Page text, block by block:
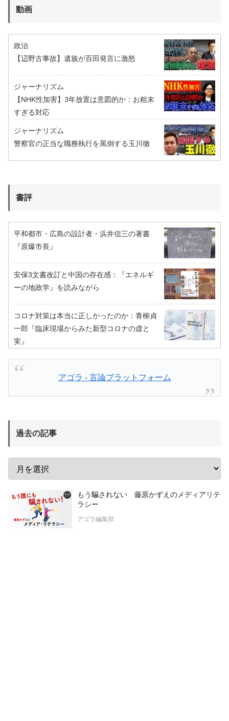
動画
政治
【辺野古事故】遺族が百田発言に激怒
ジャーナリズム
【NHK性加害】3年放置は意図的か：お粗末
すぎる対応
ジャーナリズム
警察官の正当な職務執行を罵倒する玉川徹
書評
平和都市・広島の設計者・浜井信三の著書
『原爆市長』
安保3文書改訂と中国の存在感：『エネルギ
ーの地政学』を読みながら
コロナ対策は本当に正しかったのか：青柳貞
一郎『臨床現場からみた新型コロナの虚と
実』
アゴラ - 言論プラットフォーム
過去の記事
もう騙されない 藤原かずえのメディアリテ
ラシー
アゴラ編集部